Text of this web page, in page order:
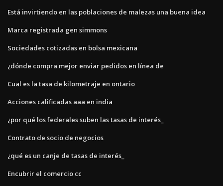
Está invirtiendo en las poblaciones de malezas una buena idea
Marca registrada gen simmons
Sociedades cotizadas en bolsa mexicana
¿dónde compra mejor enviar pedidos en línea de
Cual es la tasa de kilometraje en ontario
Acciones calificadas aaa en india
¿por qué los federales suben las tasas de interés_
Contrato de socio de negocios
¿qué es un canje de tasas de interés_
Encubrir el comercio cc